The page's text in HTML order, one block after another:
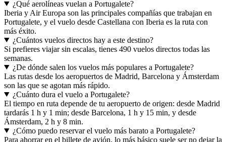
¿Qué aerolíneas vuelan a Portugalete?
Iberia y Air Europa son las principales compañías que trabajan en
Portugalete, y el vuelo desde Castellana con Iberia es la ruta con
más éxito.
¿Cuántos vuelos directos hay a este destino?
Si prefieres viajar sin escalas, tienes 490 vuelos directos todas las
semanas.
¿De dónde salen los vuelos más populares a Portugalete?
Las rutas desde los aeropuertos de Madrid, Barcelona y Ámsterdam
son las que se agotan más rápido.
¿Cuánto dura el vuelo a Portugalete?
El tiempo en ruta depende de tu aeropuerto de origen: desde Madrid
tardarás 1 h y 1 min; desde Barcelona, 1 h y 15 min, y desde
Ámsterdam, 2 h y 8 min.
¿Cómo puedo reservar el vuelo más barato a Portugalete?
Para ahorrar en el billete de avión, lo más básico suele ser no dejar la